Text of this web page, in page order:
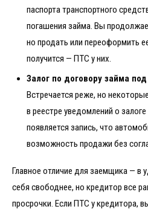
паспорта транспортного
погашения займа. Вы
но продать или переоформить
получится — ПТС у них.
Залог по договору займа
Встречается реже, но
в реестре уведомлений о
появляется запись, что
возможность продажи без
Главное отличие для заемщика — в
себя свободнее, но кредитор все
просрочки. Если ПТС у кредитора,